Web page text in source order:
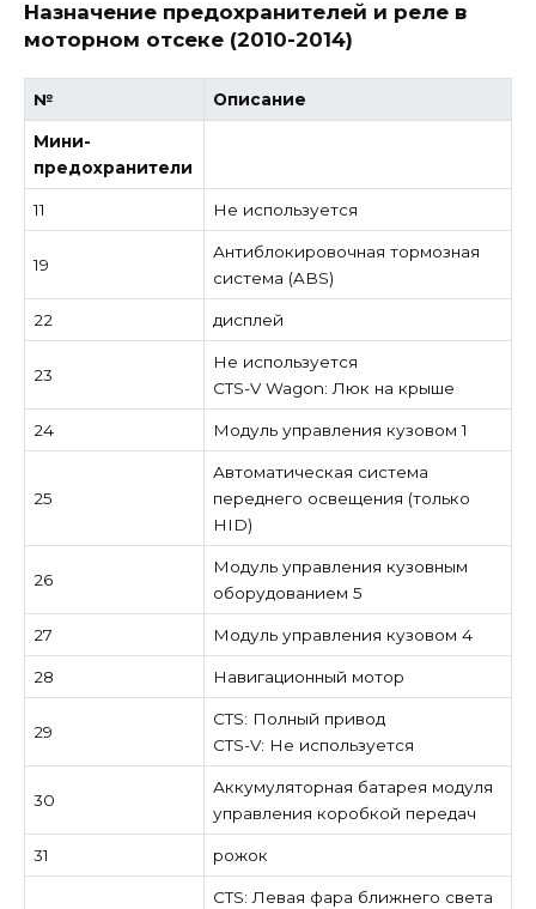
Назначение предохранителей и реле в
моторном отсеке (2010-2014)
№ Описание
Мини-
предохранители
11 Не используется
19
Антиблокировочная тормозная
система (ABS)
22 дисплей
23
Не используется
CTS-V Wagon: Люк на крыше
24 Модуль управления кузовом 1
25
Автоматическая система
переднего освещения (только
HID)
26
Модуль управления кузовным
оборудованием 5
27 Модуль управления кузовом 4
28 Навигационный мотор
29
CTS: Полный привод
CTS-V: Не используется
30
Аккумуляторная батарея модуля
управления коробкой передач
31 рожок
CTS: Левая фара ближнего света